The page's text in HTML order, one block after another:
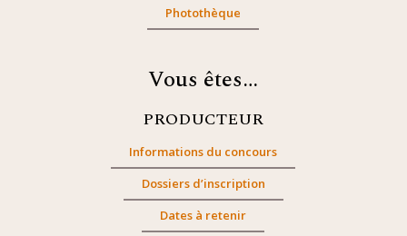
Photothèque
Vous êtes…
PRODUCTEUR
Informations du concours
Dossiers d’inscription
Dates à retenir